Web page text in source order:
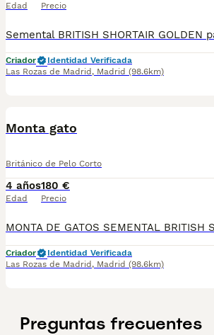
Edad Precio
Criador
Identidad Verificada
Las Rozas de Madrid , Madrid (98.6km)
Monta gato
Británico de Pelo Corto
4 años
Edad
180 €
Precio
Criador
Identidad Verificada
Las Rozas de Madrid , Madrid (98.6km)
Preguntas frecuentes